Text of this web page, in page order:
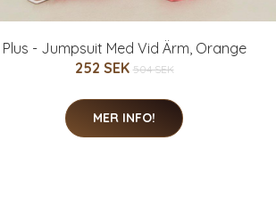
Plus - Jumpsuit Med Vid Ärm, Orange
252 SEK 504 SEK
MER INFO!